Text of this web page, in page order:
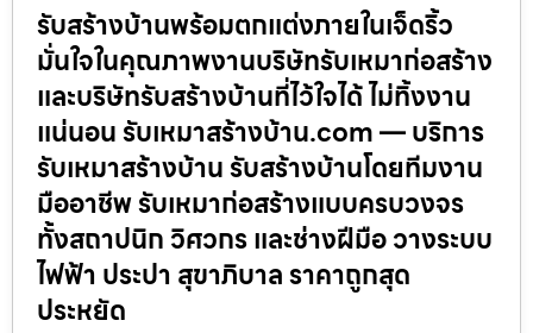
รับสร้างบ้านพร้อมตกแต่งภายในเจ็ดริ้ว
มั่นใจในคุณภาพงานบริษัทรับเหมาก่อสร้าง
และบริษัทรับสร้างบ้านที่ไว้ใจได้ ไม่ทิ้งงาน
แน่นอน รับเหมาสร้างบ้าน.com — บริการ
รับเหมาสร้างบ้าน รับสร้างบ้านโดยทีมงาน
มืออาชีพ รับเหมาก่อสร้างแบบครบวงจร
ทั้งสถาปนิก วิศวกร และช่างฝีมือ วางระบบ
ไฟฟ้า ประปา สุขาภิบาล ราคาถูกสุด
ประหยัด